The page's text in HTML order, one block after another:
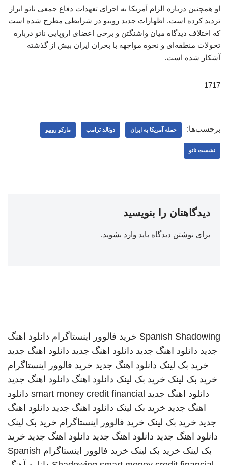
او همچنین درباره الزام آمریکا به اجرای تعهدات دفاع جمعی ناتو ابراز
تردید کرده است. اظهارات جدید روبیو در شرایطی مطرح شده است
که اختلاف دیدگاه میان واشنگتن و برخی اعضای اروپایی ناتو درباره
تحولات منطقه‌ای و نحوه مواجهه با بحران ایران بیش از گذشته
آشکار شده است.
1717
برچسب‌ها: حمله آمریکا به ایران دونالد ترامپ مارکو روبیو
نشست ناتو
دیدگاهتان را بنویسید
برای نوشتن دیدگاه باید وارد بشوید.
Spanish Shadowing خرید فالوور اینستاگرام دانلود اهنگ
جدید دانلود اهنگ جدید دانلود اهنگ جدید دانلود اهنگ جدید
خرید بک لینک دانلود اهنگ جدید خرید فالوور اینستاگرام
خرید بک لینک خرید بک لینک دانلود اهنگ دانلود اهنگ جدید
دانلود اهنگ جدید smart money credit financial دانلود
اهنگ جدید خرید بک لینک دانلود اهنگ جدید دانلود اهنگ
جدید خرید بک لینک خرید فالوور اینستاگرام خرید بک لینک
دانلود اهنگ جدید دانلود اهنگ جدید دانلود اهنگ جدید خرید
بک لینک خرید بک لینک خرید فالوور اینستاگرام Spanish